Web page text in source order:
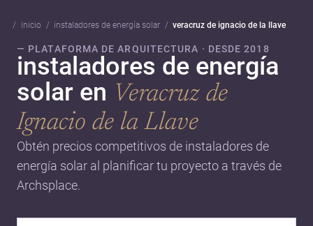
inicio instaladores de energía solar veracruz de ignacio de la llave
— PLATAFORMA DE ARQUITECTURA · DESDE 2018
instaladores de energía
solar en Veracruz de
Ignacio de la Llave
Obtén precios competitivos de instaladores de
energía solar al planificar tu proyecto a través de
Archsplace.